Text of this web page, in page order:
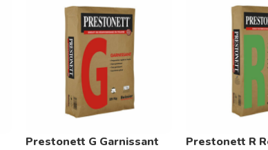
Prestonett G Garnissant
Prestonett R